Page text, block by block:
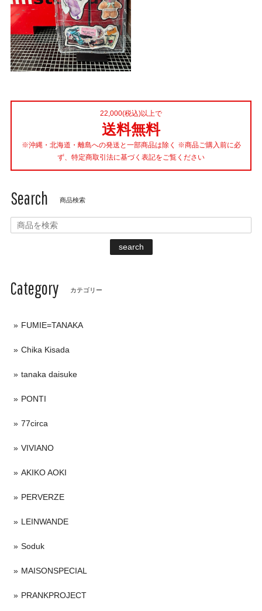
22,000(税込)以上で
送料無料
※沖縄・北海道・離島への発送と一部商品は除く ※商品ご購入前に必
ず、特定商取引法に基づく表記をご覧ください
Search 商品検索
search
Category カテゴリー
FUMIE=TANAKA
Chika Kisada
tanaka daisuke
PONTI
77circa
VIVIANO
AKIKO AOKI
PERVERZE
LEINWANDE
Soduk
MAISONSPECIAL
PRANKPROJECT